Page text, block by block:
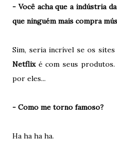
- Você acha que a indústria
que ninguém mais compra
Sim, seria incrível se os sites
Netflix é com seus produtos.
por eles...
- Como me torno famoso?
Ha ha ha ha.